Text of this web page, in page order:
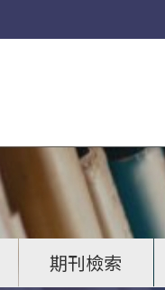
期刊檢索